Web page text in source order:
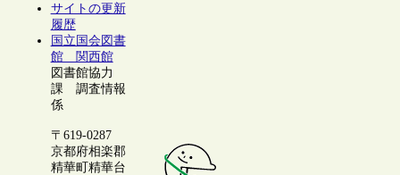
サイトの更新
履歴
国立国会図書
館 関西館
図書館協力
課 調査情報
係
〒619-0287
京都府相楽郡
精華町精華台